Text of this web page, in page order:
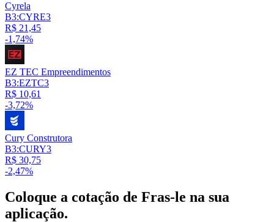
Cyrela
B3:CYRE3
R$ 21,45
-1,74%
EZ TEC Empreendimentos
B3:EZTC3
R$ 10,61
-3,72%
Cury Construtora
B3:CURY3
R$ 30,75
-2,47%
Coloque a cotação de Fras-le na sua
aplicação.